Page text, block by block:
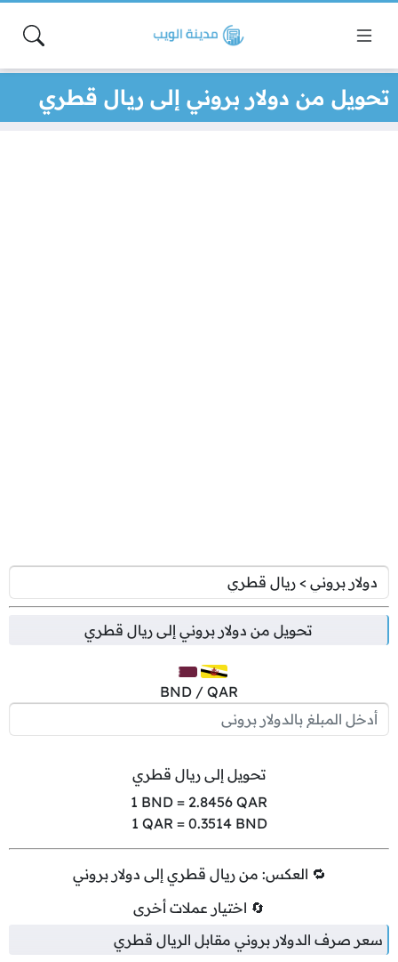
تحويل من دولار بروني إلى ريال قطري
تحويل من دولار بروني إلى ريال قطري
BND / QAR
تحويل إلى ريال قطري
1 BND = 2.8456 QAR
1 QAR = 0.3514BND
🔁 العكس: من ريال قطري إلى دولار بروني
🔄 اختيار عملات أخرى
سعر صرف الدولار بروني مقابل الريال قطري